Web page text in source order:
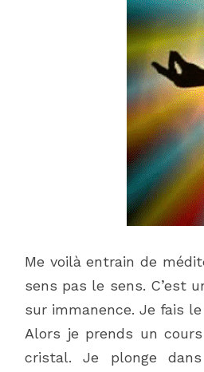
Me voilà entrain de
sens pas le sens. C’est
sur immanence. Je fais
Alors je prends un
cristal. Je plonge